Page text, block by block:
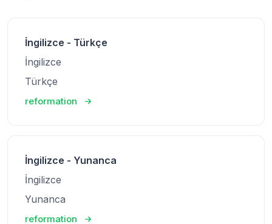
İngilizce - Türkçe
İngilizce
Türkçe
reformation
İngilizce - Yunanca
İngilizce
Yunanca
reformation